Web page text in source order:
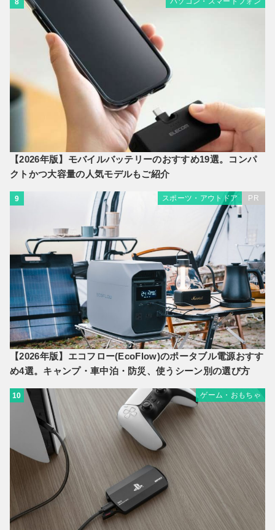
8
【2026年版】モバイルバッテリーのおすすめ19選。コンパ
クトかつ大容量の人気モデルもご紹介
9 スポーツ・アウトドア PR
【2026年版】エコフロー(EcoFlow)のポータブル電源おすす
め4選。キャンプ・車中泊・防災、使うシーン別の選び方
10 ゲーム・おもちゃ